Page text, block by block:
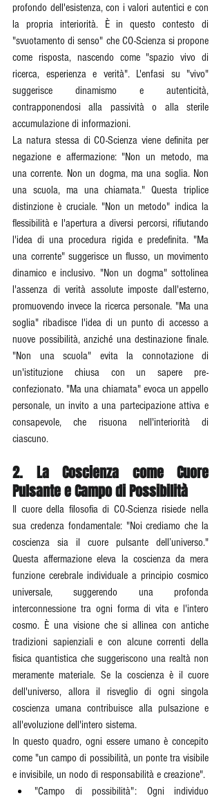
profondo dell'esistenza, con i valori autentici e con
la propria interiorità. È in questo contesto di
"svuotamento di senso" che CO-Scienza si propone
come risposta, nascendo come "spazio vivo di
ricerca, esperienza e verità". L'enfasi su "vivo"
suggerisce dinamismo e autenticità,
contrapponendosi alla passività o alla sterile
accumulazione di informazioni.
La natura stessa di CO-Scienza viene definita per
negazione e affermazione: "Non un metodo, ma
una corrente. Non un dogma, ma una soglia. Non
una scuola, ma una chiamata." Questa triplice
distinzione è cruciale. "Non un metodo" indica la
flessibilità e l'apertura a diversi percorsi, rifiutando
l'idea di una procedura rigida e predefinita. "Ma
una corrente" suggerisce un flusso, un movimento
dinamico e inclusivo. "Non un dogma" sottolinea
l'assenza di verità assolute imposte dall'esterno,
promuovendo invece la ricerca personale. "Ma una
soglia" ribadisce l'idea di un punto di accesso a
nuove possibilità, anziché una destinazione finale.
"Non una scuola" evita la connotazione di
un'istituzione chiusa con un sapere pre-
confezionato. "Ma una chiamata" evoca un appello
personale, un invito a una partecipazione attiva e
consapevole, che risuona nell'interiorità di
ciascuno.
2. La Coscienza come Cuore
Pulsante e Campo di Possibilità
Il cuore della filosofia di CO-Scienza risiede nella
sua credenza fondamentale: "Noi crediamo che la
coscienza sia il cuore pulsante dell’universo."
Questa affermazione eleva la coscienza da mera
funzione cerebrale individuale a principio cosmico
universale, suggerendo una profonda
interconnessione tra ogni forma di vita e l'intero
cosmo. È una visione che si allinea con antiche
tradizioni sapienziali e con alcune correnti della
fisica quantistica che suggeriscono una realtà non
meramente materiale. Se la coscienza è il cuore
dell'universo, allora il risveglio di ogni singola
coscienza umana contribuisce alla pulsazione e
all'evoluzione dell'intero sistema.
In questo quadro, ogni essere umano è concepito
come "un campo di possibilità, un ponte tra visibile
e invisibile, un nodo di responsabilità e creazione".
"Campo di possibilità": Ogni individuo